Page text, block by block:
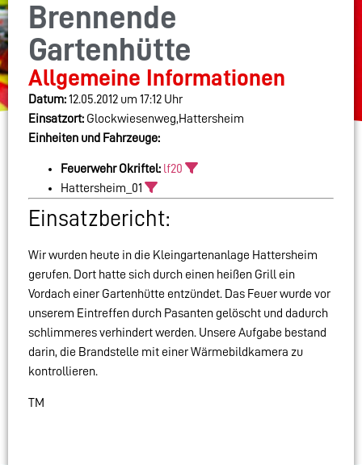
Brennende
Gartenhütte
Allgemeine Informationen
Datum:12.05.2012 um 17:12 Uhr
Einsatzort: Glockwiesenweg,Hattersheim
Einheiten und Fahrzeuge:
Feuerwehr Okriftel: lf20
Hattersheim_01
Einsatzbericht:
Wir wurden heute in die Kleingartenanlage Hattersheim
gerufen. Dort hatte sich durch einen heißen Grill ein
Vordach einer Gartenhütte entzündet. Das Feuer wurde vor
unserem Eintreffen durch Pasanten gelöscht und dadurch
schlimmeres verhindert werden. Unsere Aufgabe bestand
darin, die Brandstelle mit einer Wärmebildkamera zu
kontrollieren.
TM